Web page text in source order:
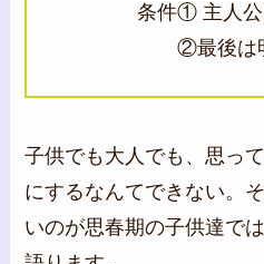
条件① 主人公は
②最後は明る
子供でも大人でも、思っ
にするなんてできない。
いのが思春期の子供達で